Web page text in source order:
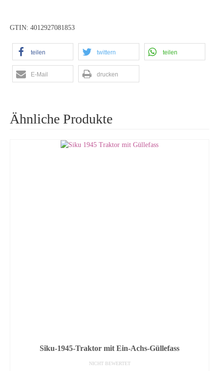
GTIN: 4012927081853
teilen twittern teilen
E-Mail drucken
Ähnliche Produkte
Siku-1945-Traktor mit Ein-Achs-Güllefass
NICHT BEWERTET